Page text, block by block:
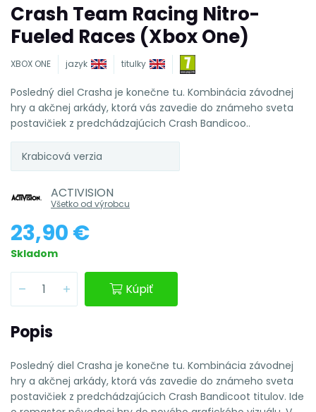
Crash Team Racing Nitro-
Fueled Races (Xbox One)
XBOX ONE jazyk titulky
Posledný diel Crasha je konečne tu. Kombinácia závodnej
hry a akčnej arkády, ktorá vás zavedie do známeho sveta
postavičiek z predchádzajúcich Crash Bandicoo..
Krabicová verzia
ACTIVISION
Všetko od výrobcu
23,90 €
Skladom
Kúpiť
Popis
Posledný diel Crasha je konečne tu. Kombinácia závodnej
hry a akčnej arkády, ktorá vás zavedie do známeho sveta
postavičiek z predchádzajúcich Crash Bandicoot titulov. Ide